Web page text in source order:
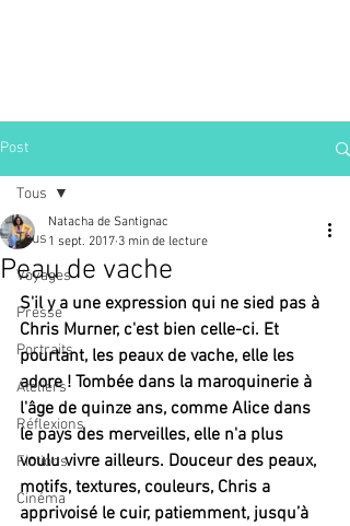
Post
Tous
Voyages
Presse
Portraits
Ateliers
Réflexions
Fictions
Cinéma
Tous
Peau de vache
Natacha de Santignac
1 sept. 2017 3 min de lecture
S'il y a une expression qui ne sied pas à
Chris Murner, c'est bien celle-ci. Et
pourtant, les peaux de vache, elle les
adore ! Tombée dans la maroquinerie à
l'âge de quinze ans, comme Alice dans
le pays des merveilles, elle n'a plus
voulu vivre ailleurs. Douceur des peaux,
motifs, textures, couleurs, Chris a
apprivoisé le cuir, patiemment, jusqu’à